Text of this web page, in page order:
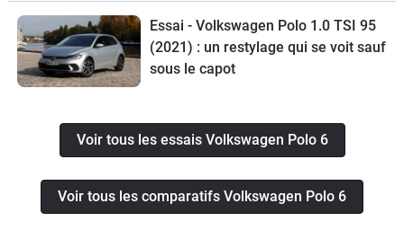
Essai - Volkswagen Polo 1.0 TSI 95
(2021) : un restylage qui se voit sauf
sous le capot
Voir tous les essais Volkswagen Polo 6
Voir tous les comparatifs Volkswagen Polo 6